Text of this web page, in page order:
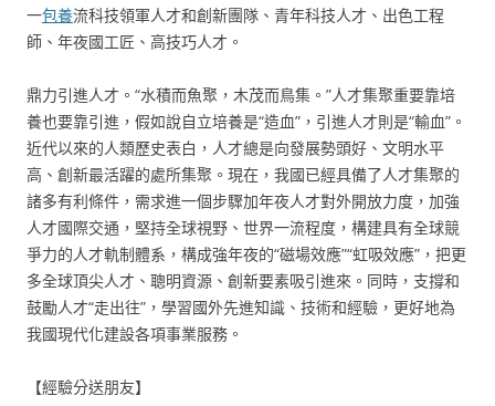
一包養流科技領軍人才和創新團隊、青年科技人才、出色工程
師、年夜國工匠、高技巧人才。
鼎力引進人才。“水積而魚聚，木茂而鳥集。”人才集聚重要靠培
養也要靠引進，假如說自立培養是“造血”，引進人才則是“輸血”。
近代以來的人類歷史表白，人才總是向發展勢頭好、文明水平
高、創新最活躍的處所集聚。現在，我國已經具備了人才集聚的
諸多有利條件，需求進一個步驟加年夜人才對外開放力度，加強
人才國際交通，堅持全球視野、世界一流程度，構建具有全球競
爭力的人才軌制體系，構成強年夜的“磁場效應”“虹吸效應”，把更
多全球頂尖人才、聰明資源、創新要素吸引進來。同時，支撐和
鼓勵人才“走出往”，學習國外先進知識、技術和經驗，更好地為
我國現代化建設各項事業服務。
【經驗分送朋友】